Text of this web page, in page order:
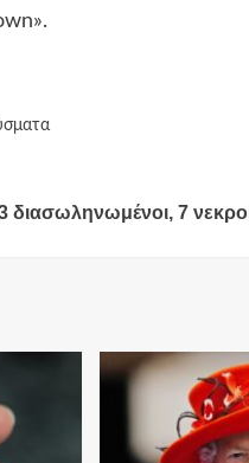
διασωληνωμένοι, 7